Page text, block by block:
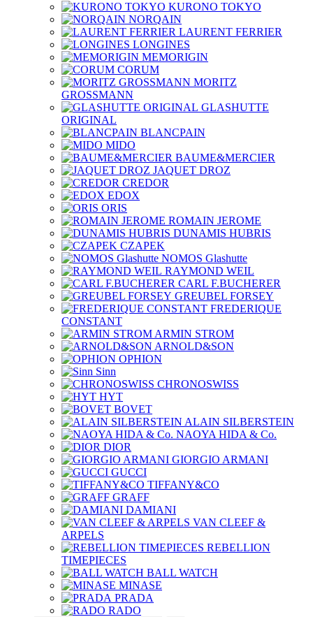
KURONO TOKYO
NORQAIN
LAURENT FERRIER
LONGINES
MEMORIGIN
CORUM
MORITZ
GROSSMANN
GLASHUTTE
ORIGINAL
BLANCPAIN
MIDO
BAUME&MERCIER
JAQUET DROZ
CREDOR
EDOX
ORIS
ROMAIN JEROME
DUNAMIS HUBRIS
CZAPEK
NOMOS Glashutte
RAYMOND WEIL
CARL F.BUCHERER
GREUBEL FORSEY
FREDERIQUE
CONSTANT
ARMIN STROM
ARNOLD&SON
OPHION
Sinn
CHRONOSWISS
HYT
BOVET
ALAIN SILBERSTEIN
NAOYA HIDA & Co.
DIOR
GIORGIO ARMANI
GUCCI
TIFFANY&CO
GRAFF
DAMIANI
VAN CLEEF &
ARPELS
REBELLION
TIMEPIECES
BALL WATCH
MINASE
PRADA
RADO